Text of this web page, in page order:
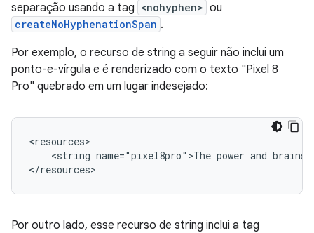
separação usando a tag <nohyphen> ou
createNoHyphenationSpan .
Por exemplo, o recurso de string a seguir não inclui um
ponto-e-vírgula e é renderizado com o texto "Pixel 8
Pro" quebrado em um lugar indesejado:
<string name="pixel8pro">The power and brains
Por outro lado, esse recurso de string inclui a tag